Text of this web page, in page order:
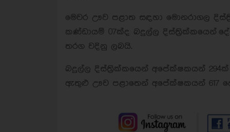
මෙවර ඌව පළාත සඳහා මොනරාගල
කණ්ඩායම් 07ක්ද බදුල්ල දිස්ත්‍රික්කයෙන්
තරග වදිනු ලබයි.
බදුල්ල දිස්ත්‍රික්කයෙන් අපේක්ෂකයන්
ඇතුළු ඌව පළාතෙන් අපේක්ෂකයන් 617